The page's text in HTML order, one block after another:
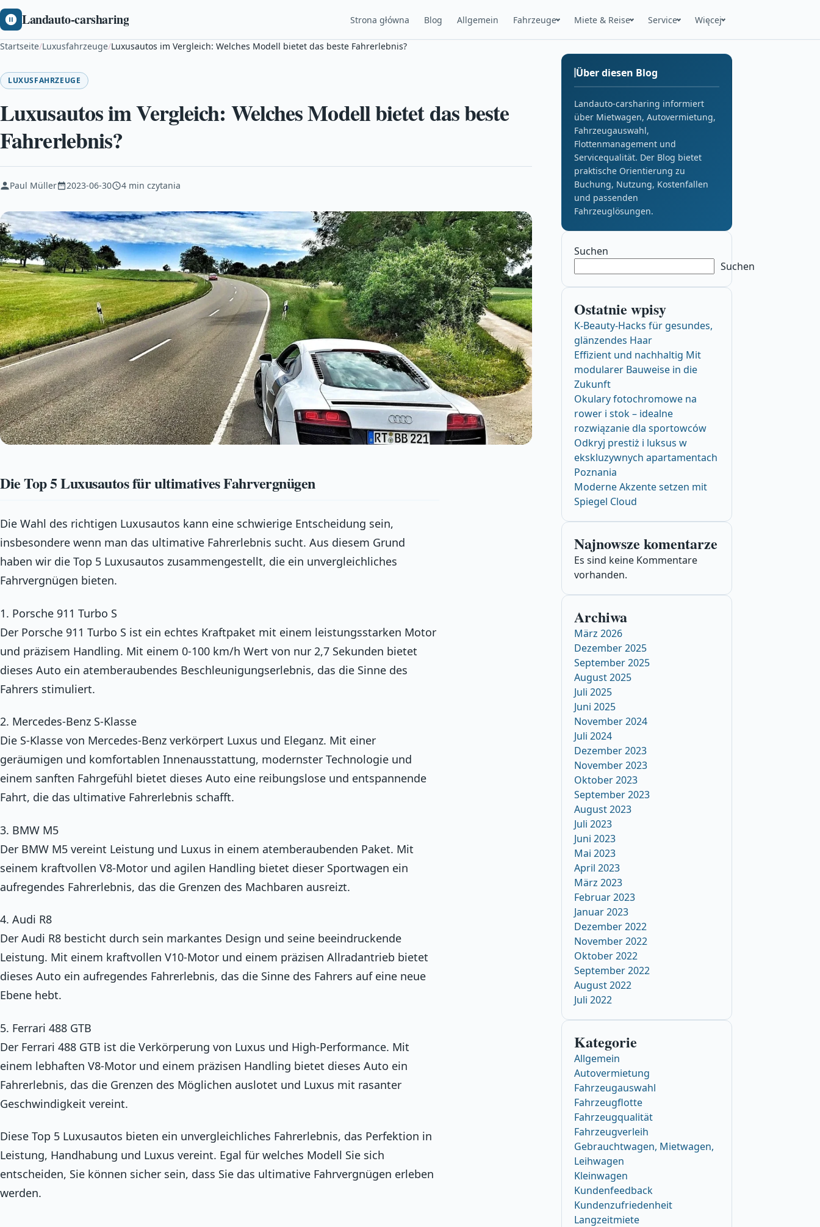
Landauto-carsharing Strona główna Blog Allgemein Fahrzeuge Miete & Reise Service Więcej
Startseite/Luxusfahrzeuge/Luxusautos im Vergleich: Welches Modell bietet das beste Fahrerlebnis?
LUXUSFAHRZEUGE
Luxusautos im Vergleich: Welches Modell bietet das beste
Fahrerlebnis?
Paul Müller 2023-06-30 4 min czytania
Die Top 5 Luxusautos für ultimatives Fahrvergnügen
Die Wahl des richtigen Luxusautos kann eine schwierige Entscheidung sein,
insbesondere wenn man das ultimative Fahrerlebnis sucht. Aus diesem Grund
haben wir die Top 5 Luxusautos zusammengestellt, die ein unvergleichliches
Fahrvergnügen bieten.
1. Porsche 911 Turbo S
Der Porsche 911 Turbo S ist ein echtes Kraftpaket mit einem leistungsstarken Motor
und präzisem Handling. Mit einem 0-100 km/h Wert von nur 2,7 Sekunden bietet
dieses Auto ein atemberaubendes Beschleunigungserlebnis, das die Sinne des
Fahrers stimuliert.
2. Mercedes-Benz S-Klasse
Die S-Klasse von Mercedes-Benz verkörpert Luxus und Eleganz. Mit einer
geräumigen und komfortablen Innenausstattung, modernster Technologie und
einem sanften Fahrgefühl bietet dieses Auto eine reibungslose und entspannende
Fahrt, die das ultimative Fahrerlebnis schafft.
3. BMW M5
Der BMW M5 vereint Leistung und Luxus in einem atemberaubenden Paket. Mit
seinem kraftvollen V8-Motor und agilen Handling bietet dieser Sportwagen ein
aufregendes Fahrerlebnis, das die Grenzen des Machbaren ausreizt.
4. Audi R8
Der Audi R8 besticht durch sein markantes Design und seine beeindruckende
Leistung. Mit einem kraftvollen V10-Motor und einem präzisen Allradantrieb bietet
dieses Auto ein aufregendes Fahrerlebnis, das die Sinne des Fahrers auf eine neue
Ebene hebt.
5. Ferrari 488 GTB
Der Ferrari 488 GTB ist die Verkörperung von Luxus und High-Performance. Mit
einem lebhaften V8-Motor und einem präzisen Handling bietet dieses Auto ein
Fahrerlebnis, das die Grenzen des Möglichen auslotet und Luxus mit rasanter
Geschwindigkeit vereint.
Diese Top 5 Luxusautos bieten ein unvergleichliches Fahrerlebnis, das Perfektion in
Leistung, Handhabung und Luxus vereint. Egal für welches Modell Sie sich
entscheiden, Sie können sicher sein, dass Sie das ultimative Fahrvergnügen erleben
werden.
Über diesen Blog
Landauto-carsharing informiert
über Mietwagen, Autovermietung,
Fahrzeugauswahl,
Flottenmanagement und
Servicequalität. Der Blog bietet
praktische Orientierung zu
Buchung, Nutzung, Kostenfallen
und passenden
Fahrzeuglösungen.
Suchen
Suchen
Ostatnie wpisy
K-Beauty-Hacks für gesundes,
glänzendes Haar
Effizient und nachhaltig Mit
modularer Bauweise in die
Zukunft
Okulary fotochromowe na
rower i stok – idealne
rozwiązanie dla sportowców
Odkryj prestiż i luksus w
ekskluzywnych apartamentach
Poznania
Moderne Akzente setzen mit
Spiegel Cloud
Najnowsze komentarze
Es sind keine Kommentare
vorhanden.
Archiwa
März 2026
Dezember 2025
September 2025
August 2025
Juli 2025
Juni 2025
November 2024
Juli 2024
Dezember 2023
November 2023
Oktober 2023
September 2023
August 2023
Juli 2023
Juni 2023
Mai 2023
April 2023
März 2023
Februar 2023
Januar 2023
Dezember 2022
November 2022
Oktober 2022
September 2022
August 2022
Juli 2022
Kategorie
Allgemein
Autovermietung
Fahrzeugauswahl
Fahrzeugflotte
Fahrzeugqualität
Fahrzeugverleih
Gebrauchtwagen, Mietwagen,
Leihwagen
Kleinwagen
Kundenfeedback
Kundenzufriedenheit
Langzeitmiete